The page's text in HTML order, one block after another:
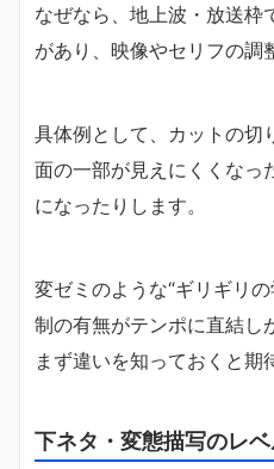
なぜなら、地上波・放送枠
があり、映像やセリフの調
具体例として、カットの切
面の一部が見えにくくなっ
になったりします。
変ゼミのような“ギリギリ
制の有無がテンポに直結し
まず違いを知っておくと期
下ネタ・変態描写のレ